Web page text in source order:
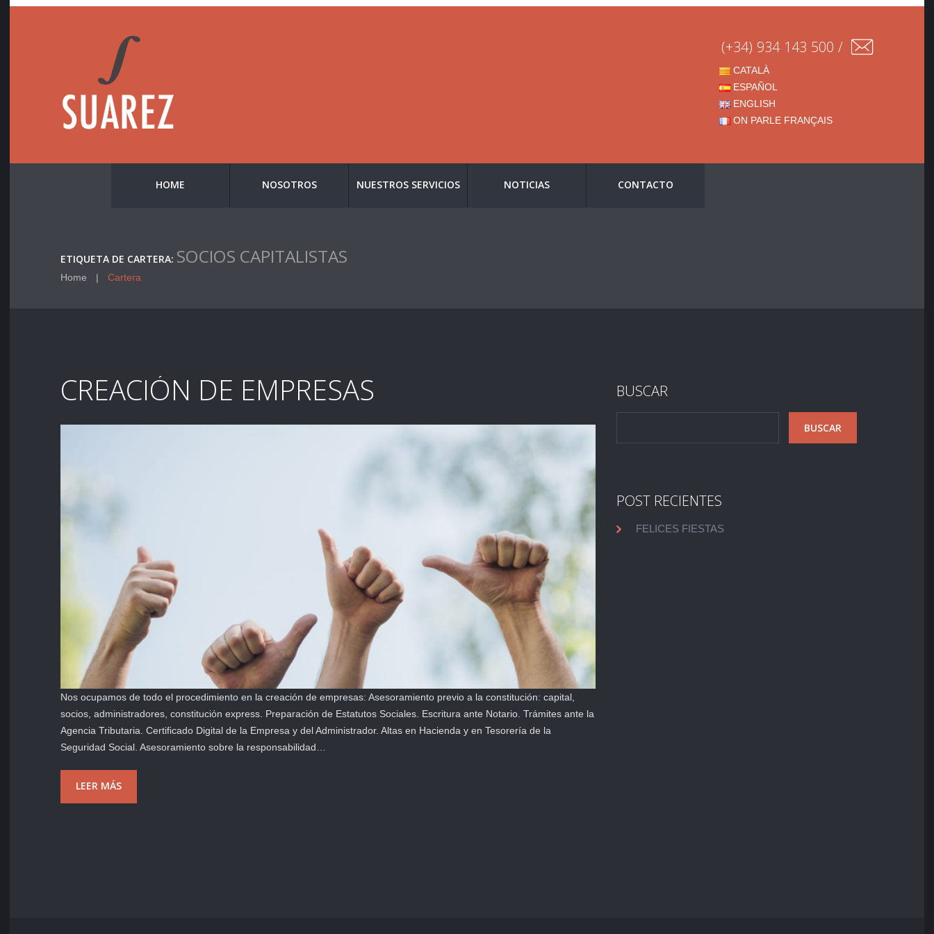
(+34) 934 143 500 /
CATALÀ
ESPAÑOL
ENGLISH
ON PARLE FRANÇAIS
HOME NOSOTROS NUESTROS SERVICIOS NOTICIAS CONTACTO
ETIQUETA DE CARTERA: SOCIOS CAPITALISTAS
Home Cartera
CREACIÓN DE EMPRESAS
Nos ocupamos de todo el procedimiento en la creación de empresas: Asesoramiento previo a la constitución: capital,
socios, administradores, constitución express. Preparación de Estatutos Sociales. Escritura ante Notario. Trámites ante la
Agencia Tributaria. Certificado Digital de la Empresa y del Administrador. Altas en Hacienda y en Tesorería de la
Seguridad Social. Asesoramiento sobre la responsabilidad…
LEER MÁS
BUSCAR
POST RECIENTES
FELICES FIESTAS